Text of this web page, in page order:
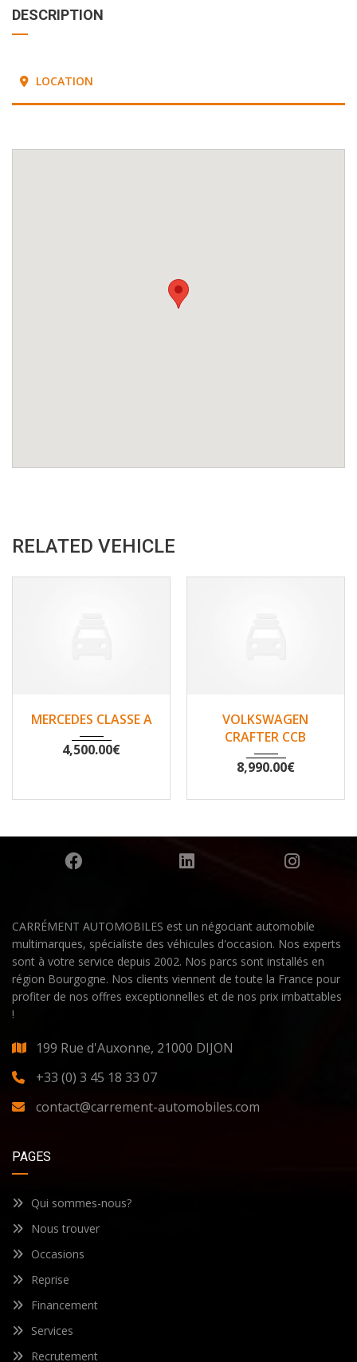
DESCRIPTION
LOCATION
RELATED VEHICLE
148500
MERCEDES CLASSE A
4,500.00€
200530
VOLKSWAGEN
CRAFTER CCB
8,990.00€
CARRÉMENT AUTOMOBILES est un négociant automobile
multimarques, spécialiste des véhicules d'occasion. Nos experts
sont à votre service depuis 2002. Nos parcs sont installés en
région Bourgogne. Nos clients viennent de toute la France pour
profiter de nos offres exceptionnelles et de nos prix imbattables
!
199 Rue d'Auxonne, 21000 DIJON
+33 (0) 3 45 18 33 07
contact@carrement-automobiles.com
PAGES
Qui sommes-nous?
Nous trouver
Occasions
Reprise
Financement
Services
Recrutement